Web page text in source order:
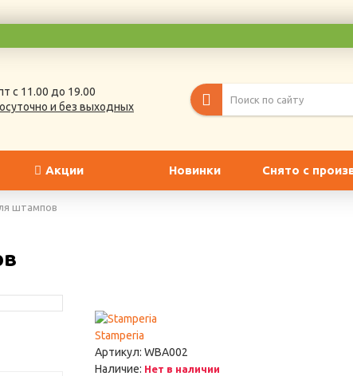
с 11.00 до 19.00
и без выходных
Акции Новинки Снято с
штампов
Stamperia
Артикул: WBA002
Наличие: Нет в наличии